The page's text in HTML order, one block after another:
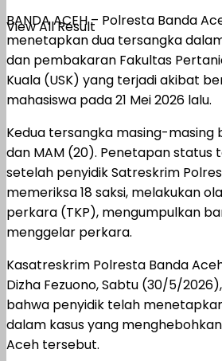
View All Result
BANDA ACEH – Polresta Banda
menetapkan dua tersangka
dan pembakaran Fakultas
Kuala (USK) yang terjadi akibat
mahasiswa pada 21 Mei 2026 lalu.
Kedua tersangka masing-masing
dan MAM (20). Penetapan status
setelah penyidik Satreskrim
memeriksa 18 saksi, melakukan
perkara (TKP), mengumpulkan
menggelar perkara.
Kasatreskrim Polresta Banda
Dizha Fezuono, Sabtu (30/5/
bahwa penyidik telah
dalam kasus yang
Aceh tersebut.